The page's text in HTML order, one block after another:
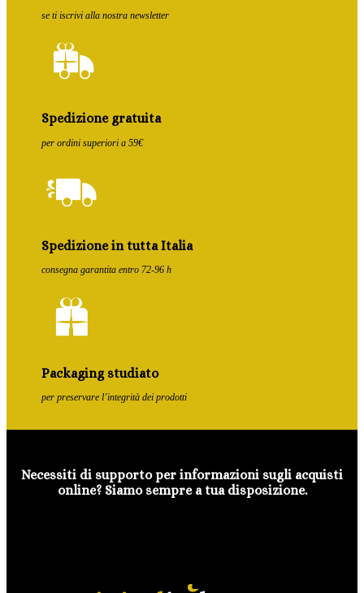
se ti iscrivi alla nostra newsletter
Spedizione gratuita
per ordini superiori a 59€
Spedizione in tutta Italia
consegna garantita entro 72-96 h
Packaging studiato
per preservare l’integrità dei prodotti
Necessiti di supporto per informazioni sugli acquisti
online? Siamo sempre a tua disposizione.